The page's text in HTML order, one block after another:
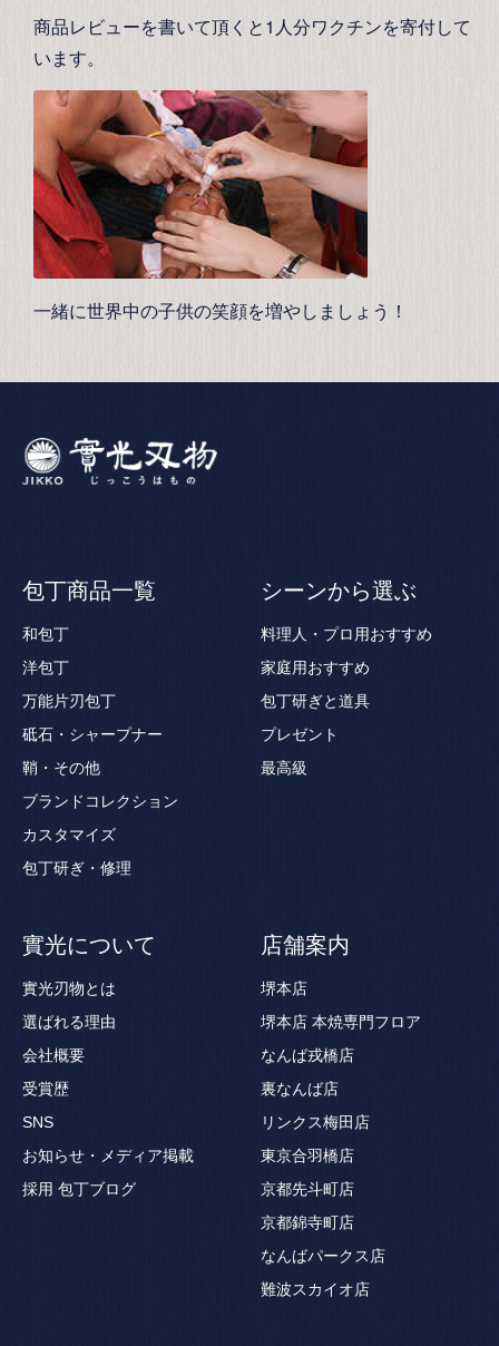
商品レビューを書いて頂くと1人分ワクチンを寄付して
います。
一緒に世界中の子供の笑顔を増やしましょう！
包丁商品一覧
和包丁
洋包丁
万能片刃包丁
砥石・シャープナー
鞘・その他
ブランドコレクション
カスタマイズ
包丁研ぎ・修理
シーンから選ぶ
料理人・プロ用おすすめ
家庭用おすすめ
包丁研ぎと道具
プレゼント
最高級
實光について
實光刃物とは
選ばれる理由
会社概要
受賞歴
SNS
お知らせ・メディア掲載
採用 包丁ブログ
店舗案内
堺本店
堺本店 本焼専門フロア
なんば戎橋店
裏なんば店
リンクス梅田店
東京合羽橋店
京都先斗町店
京都錦寺町店
なんばパークス店
難波スカイオ店